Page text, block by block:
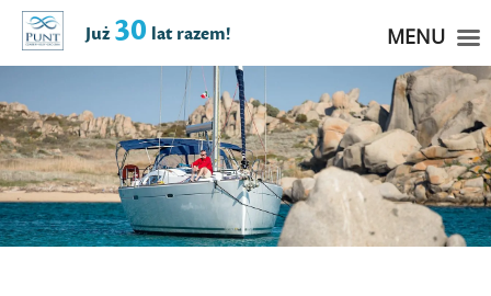
Już30 lat razem! MENU